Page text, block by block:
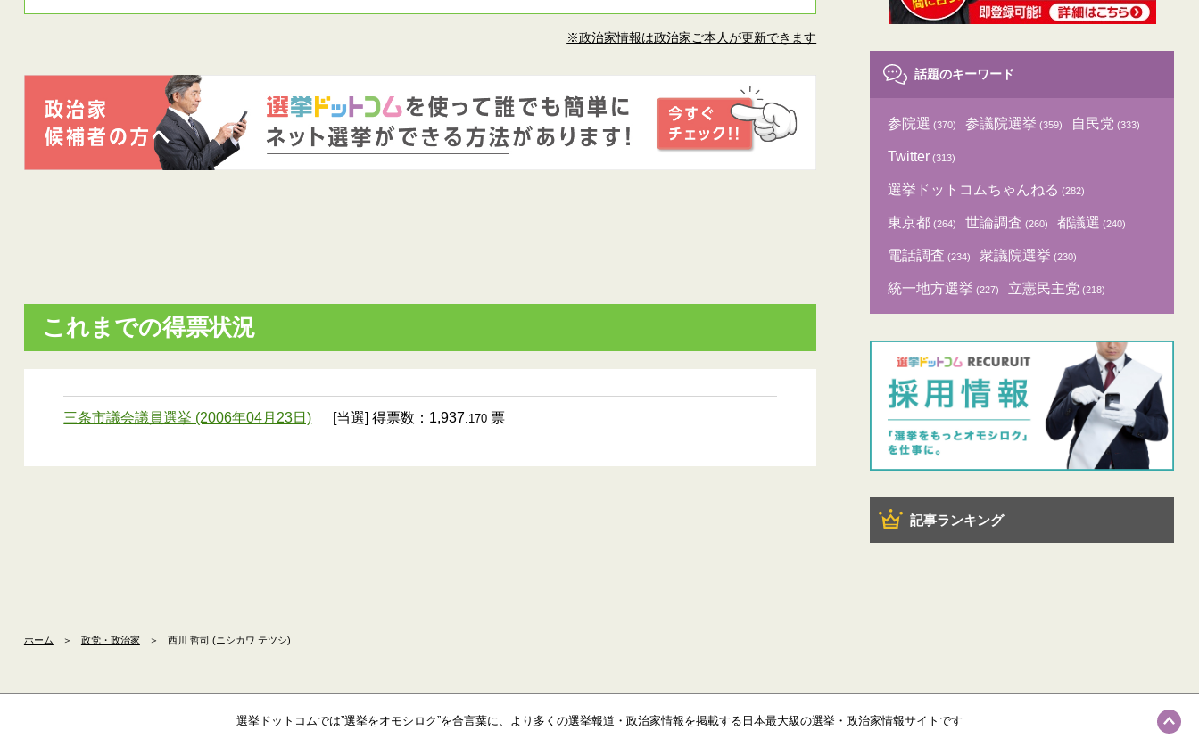
※政治家情報は政治家ご本人が更新できます
これまでの得票状況
三条市議会議員選挙 (2006年04月23日) [当選] 得票数：1,937.170 票
話題のキーワード
参院選 (370) 参議院選挙 (359) 自民党 (333)
Twitter (313)
選挙ドットコムちゃんねる (282)
東京都 (264) 世論調査 (260) 都議選 (240)
電話調査 (234) 衆議院選挙 (230)
統一地方選挙 (227) 立憲民主党 (218)
記事ランキング
ホーム ＞ 政党・政治家 ＞ 西川 哲司 (ニシカワ テツシ)
選挙ドットコムでは”選挙をオモシロク”を合言葉に、より多くの選挙報道・政治家情報を掲載する日本最大級の選挙・政治家情報サイトです